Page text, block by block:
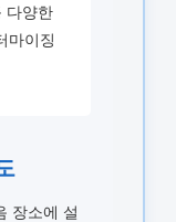
다양한
마이징
장소에 설